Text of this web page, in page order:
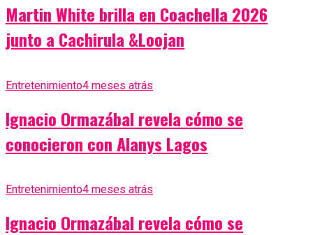
Martin White brilla en Coachella 2026
junto a Cachirula &Loojan
Entretenimiento4 meses atrás
Ignacio Ormazábal revela cómo se
conocieron con Alanys Lagos
Entretenimiento4 meses atrás
Ignacio Ormazábal revela cómo se